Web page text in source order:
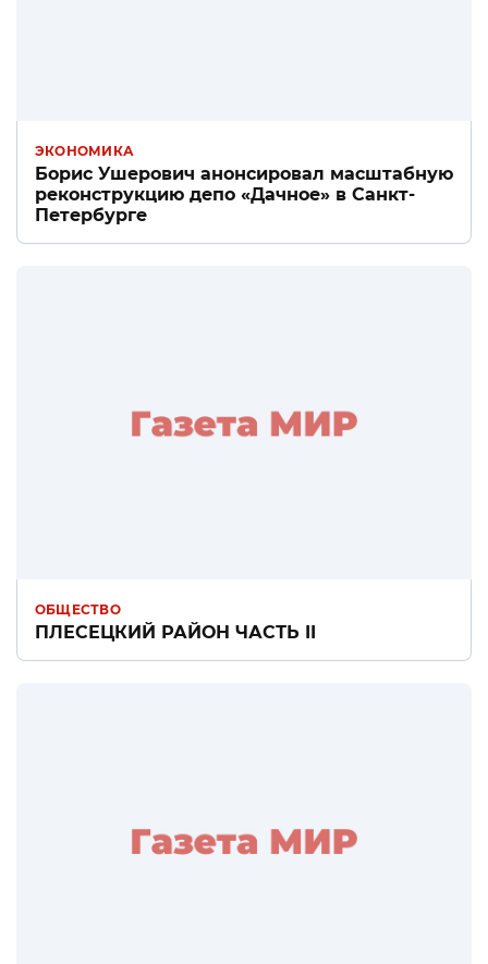
ЭКОНОМИКА
Борис Ушерович анонсировал масштабную
реконструкцию депо «Дачное» в Санкт-
Петербурге
ОБЩЕСТВО
ПЛЕСЕЦКИЙ РАЙОН ЧАСТЬ II